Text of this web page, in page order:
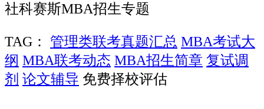
社科赛斯MBA招生专题
TAG： 管理类联考真题汇总 MBA考试大
纲 MBA联考动态 MBA招生简章 复试调
剂 论文辅导 免费择校评估